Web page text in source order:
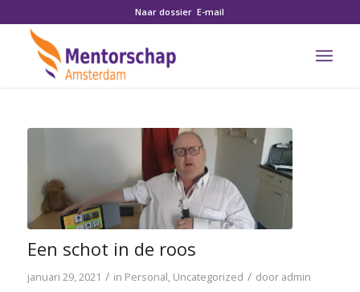
Naar dossier E-mail
Een schot in de roos
januari 29, 2021 / in Personal, Uncategorized / door admin